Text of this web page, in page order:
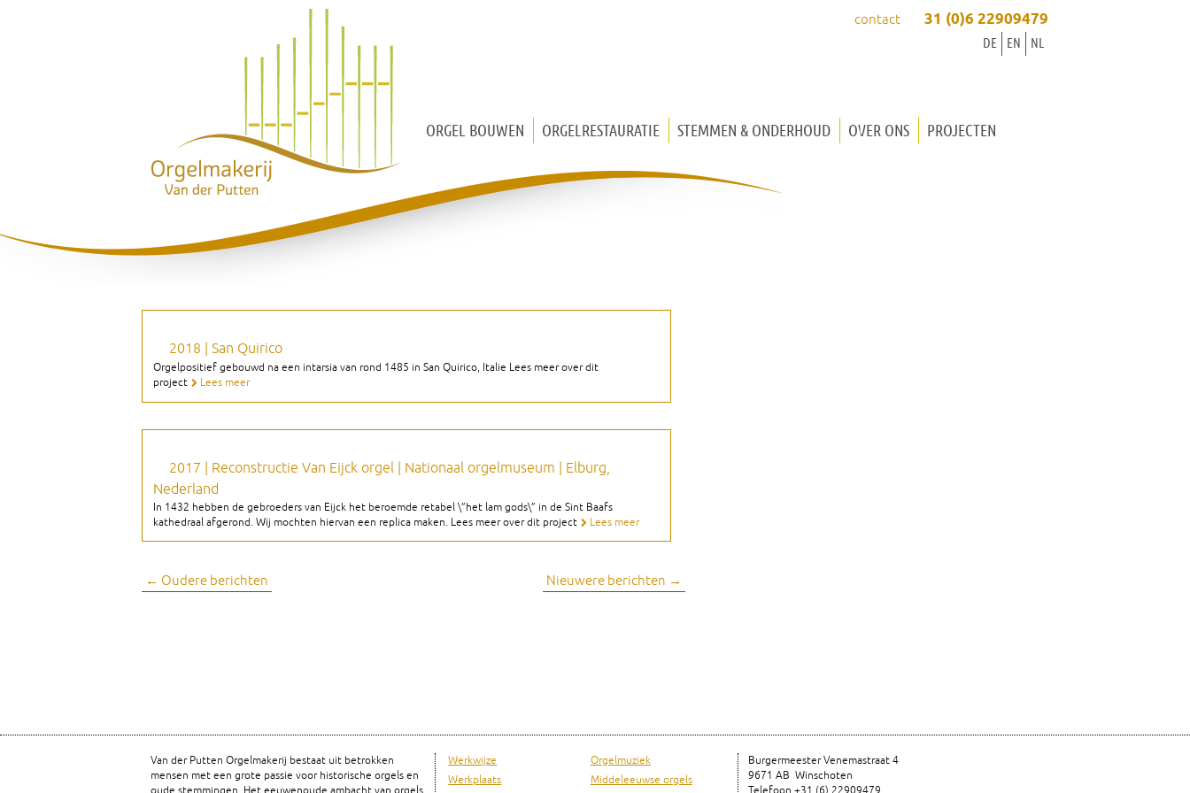
contact 31 (0)6 22909479
NL
EN
DE
ORGEL BOUWEN
KISTORGEL
ORGELRESTAURATIE STEMMEN & ONDERHOUD OVER ONS PROJECTEN
2018 | San Quirico
Orgelpositief gebouwd na een intarsia van rond 1485 in San Quirico, Italie Lees meer over dit
project
Lees meer
2017 | Reconstructie Van Eijck orgel | Nationaal orgelmuseum | Elburg,
Nederland
In 1432 hebben de gebroeders van Eijck het beroemde retabel \”het lam gods\” in de Sint Baafs
kathedraal afgerond. Wij mochten hiervan een replica maken. Lees meer over dit project
Lees meer
Berichtnavigatie
← Oudere berichten Nieuwere berichten →
Van der Putten Orgelmakerij bestaat uit betrokken
mensen met een grote passie voor historische orgels en
Werkwijze
Werkplaats
Orgelmuziek
Middeleeuwse orgels
Burgermeester Venemastraat 4
9671 AB Winschoten